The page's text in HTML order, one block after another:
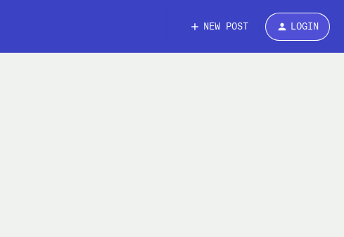
NEW POST LOGIN